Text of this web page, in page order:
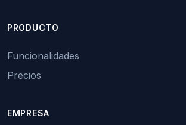
PRODUCTO
Funcionalidades
Precios
EMPRESA